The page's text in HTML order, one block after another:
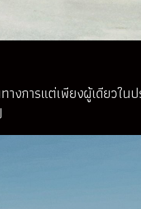
งการแต่เพียงผู้เดียวใน